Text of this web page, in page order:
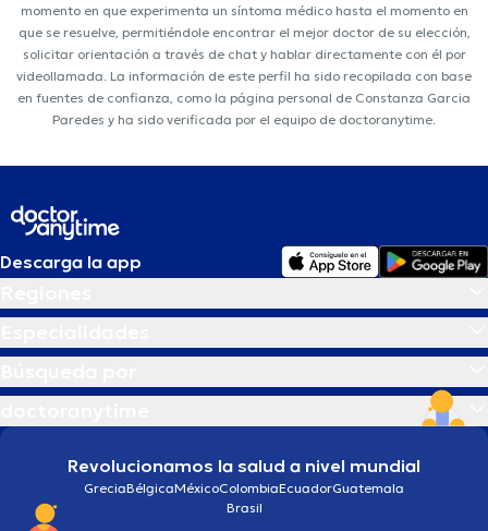
momento en que experimenta un síntoma médico hasta el momento en
que se resuelve, permitiéndole encontrar el mejor doctor de su elección,
solicitar orientación a través de chat y hablar directamente con él por
videollamada. La información de este perfil ha sido recopilada con base
en fuentes de confianza, como la página personal de Constanza Garcia
Paredes y ha sido verificada por el equipo de doctoranytime.
Descarga la app
Revolucionamos la salud a nivel mundial
GreciaBélgicaMéxicoColombiaEcuadorGuatemala
Brasil